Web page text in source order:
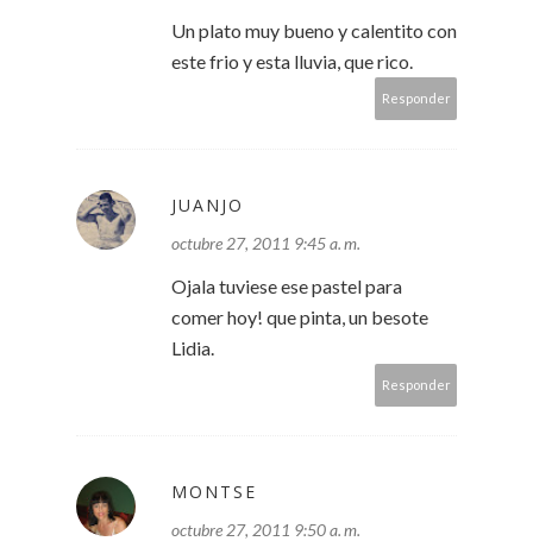
Un plato muy bueno y calentito con
este frio y esta lluvia, que rico.
Responder
JUANJO
octubre 27, 2011 9:45 a. m.
Ojala tuviese ese pastel para
comer hoy! que pinta, un besote
Lidia.
Responder
MONTSE
octubre 27, 2011 9:50 a. m.